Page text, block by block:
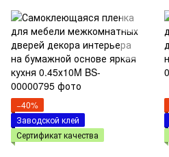
−40%
Заводской клей
Сертификат качества